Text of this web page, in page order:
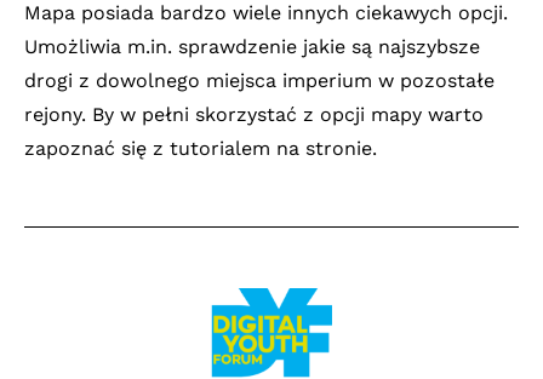
Mapa posiada bardzo wiele innych ciekawych opcji.
Umożliwia m.in. sprawdzenie jakie są najszybsze
drogi z dowolnego miejsca imperium w pozostałe
rejony. By w pełni skorzystać z opcji mapy warto
zapoznać się z tutorialem na stronie.